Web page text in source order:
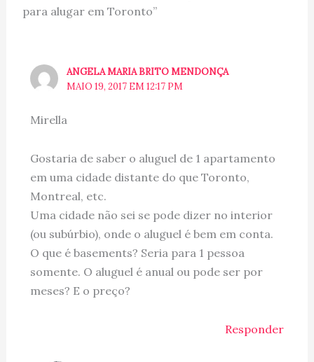
para alugar em Toronto”
ANGELA MARIA BRITO MENDONÇA
MAIO 19, 2017 EM 12:17 PM
Mirella
Gostaria de saber o aluguel de 1 apartamento
em uma cidade distante do que Toronto,
Montreal, etc.
Uma cidade não sei se pode dizer no interior
(ou subúrbio), onde o aluguel é bem em conta.
O que é basements? Seria para 1 pessoa
somente. O aluguel é anual ou pode ser por
meses? E o preço?
Responder